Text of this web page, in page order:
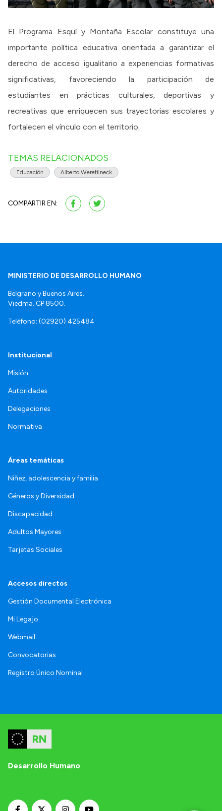
El Programa Esquí y Montaña Escolar constituye una
importante política educativa orientada a garantizar el
derecho de acceso igualitario a experiencias formativas
significativas, favoreciendo la participación de
estudiantes en prácticas culturales, deportivas y
recreativas que enriquecen sus trayectorias escolares y
fortalecen el vínculo con el territorio.
TEMAS RELACIONADOS
Educación Alberto Weretilneck
COMPARTIR EN:
MINISTERIO DE DESARROLLO HUMANO
Belgrano y Buenos Aires.
Viedma. CP 8500.
Teléfono: (02920) 425484
Institucional
Misión
Autoridades
Delegaciones
Normativa
Áreas temáticas
Niñez, adolescencia y familia
Géneros y Diversidad
Discapacidad
Adultos Mayores
Tarjetas Sociales
Accesos directos
Gestión Documental Electrónica
Mi Legajo
Webmail
Convocatorias
Registro Único Nominal
Desarrollo Humano